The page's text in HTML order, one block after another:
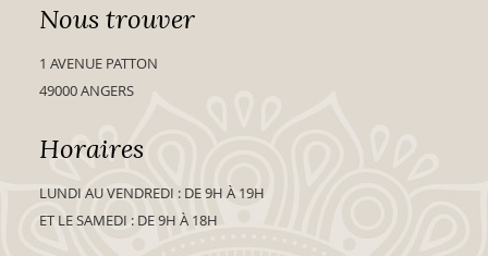
Nous trouver
1 AVENUE PATTON
49000 ANGERS
Horaires
LUNDI AU VENDREDI : DE 9H À 19H
ET LE SAMEDI : DE 9H À 18H